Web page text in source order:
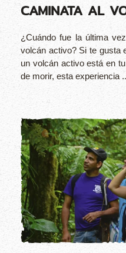
CAMINATA AL
¿Cuándo fue la última
volcán activo? Si te gusta
un volcán activo está en
de morir, esta experiencia